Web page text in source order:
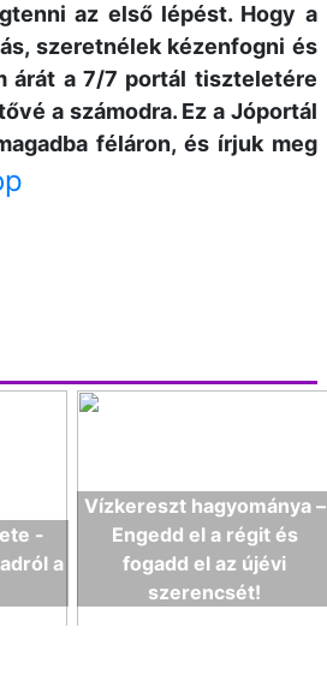
az első lépést. Hogy a
szeretnélek kézenfogni és
árát a 7/7 portál tiszteletére
a számodra. Ez a Jóportál
féláron, és írjuk meg
-
a
Vízkereszt hagyománya –
Engedd el a régit és
fogadd el az újévi
szerencsét!